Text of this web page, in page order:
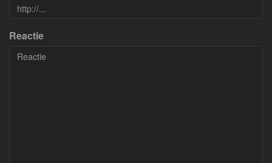
Reactie